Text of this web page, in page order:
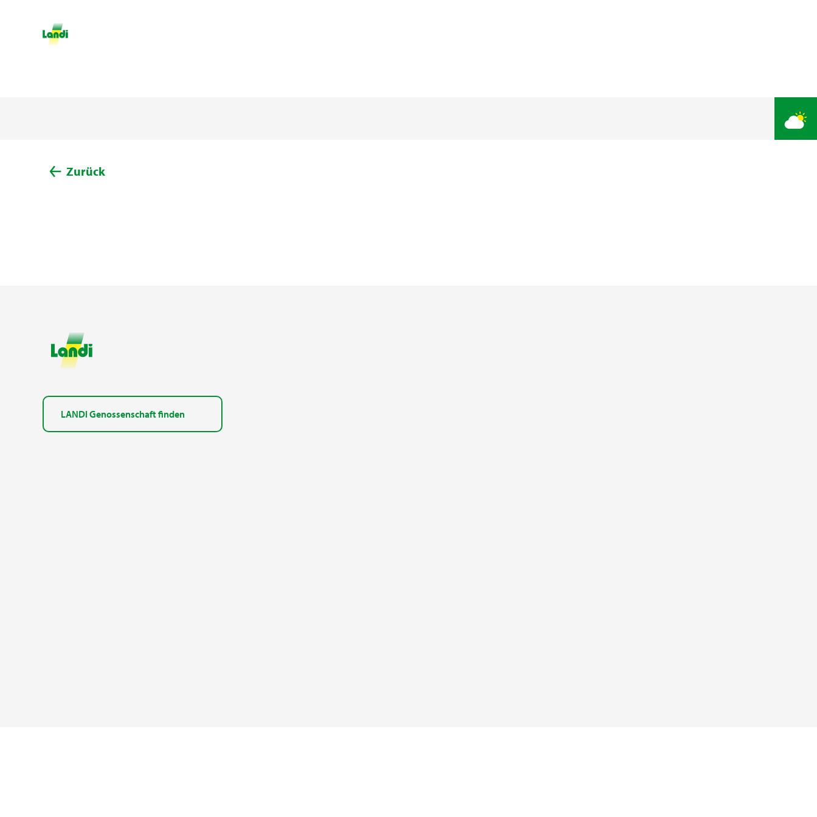
Zurück
LANDI Genossenschaft finden